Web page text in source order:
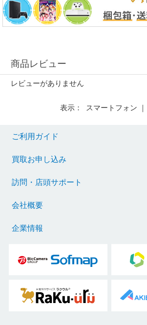
商品レビュー
レビューがありません
表示： スマートフォン ｜
ご利用ガイド
買取お申し込み
訪問・店頭サポート
会社概要
企業情報